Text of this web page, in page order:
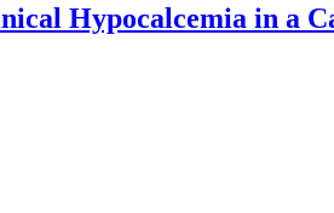
Hypocalcemia in a